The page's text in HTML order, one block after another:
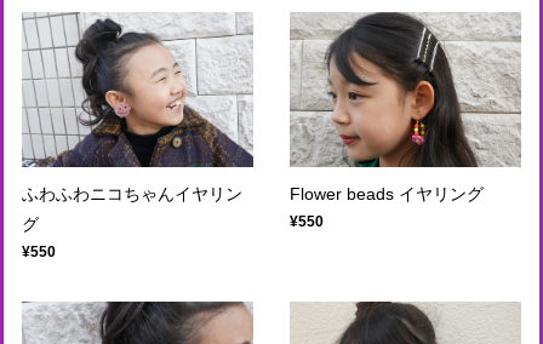
ふわふわニコちゃんイヤリン
グ
¥550
Flower beads イヤリング
¥550